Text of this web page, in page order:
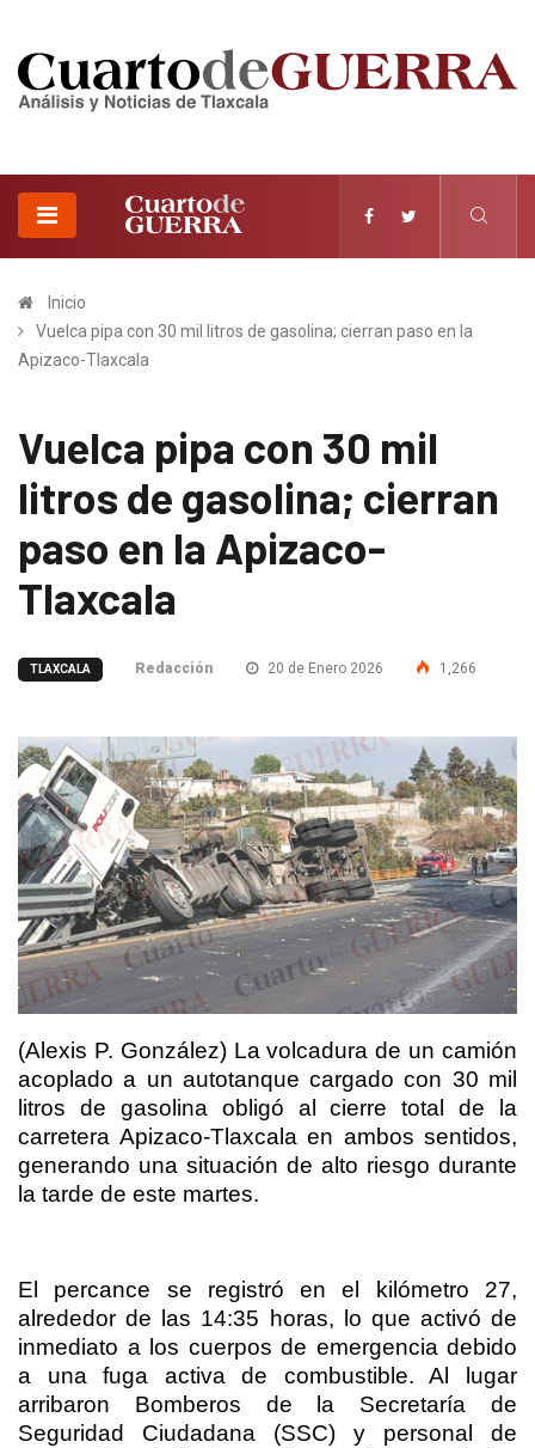
Inicio
Vuelca pipa con 30 mil litros de gasolina; cierran paso en la
Apizaco-Tlaxcala
Vuelca pipa con 30 mil
litros de gasolina; cierran
paso en la Apizaco-
Tlaxcala
TLAXCALA Redacción 20 de Enero 2026 1,266
(Alexis P. González) La volcadura de un camión
acoplado a un autotanque cargado con 30 mil
litros de gasolina obligó al cierre total de la
carretera Apizaco-Tlaxcala en ambos sentidos,
generando una situación de alto riesgo durante
la tarde de este martes.
El percance se registró en el kilómetro 27,
alrededor de las 14:35 horas, lo que activó de
inmediato a los cuerpos de emergencia debido
a una fuga activa de combustible. Al lugar
arribaron Bomberos de la Secretaría de
Seguridad Ciudadana (SSC) y personal de